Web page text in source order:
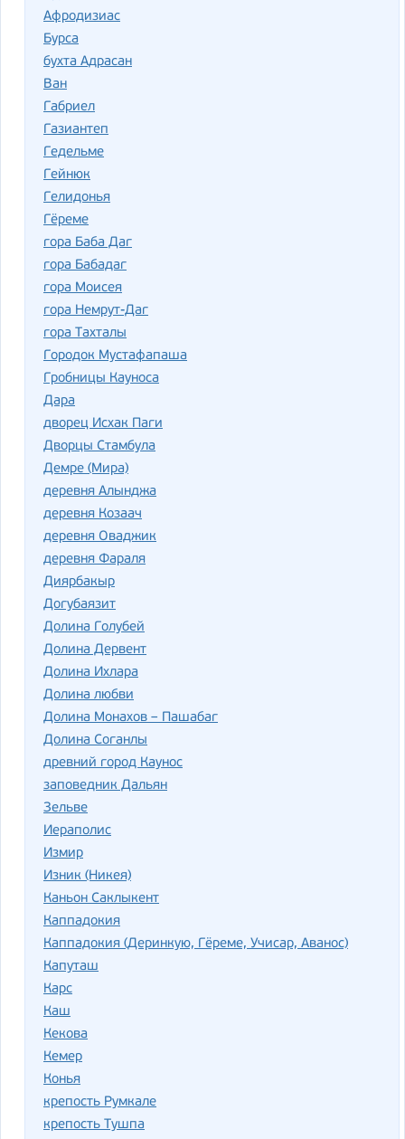
Афродизиас
Бурса
бухта Адрасан
Ван
Габриел
Газиантеп
Гедельме
Гейнюк
Гелидонья
Гёреме
гора Баба Даг
гора Бабадаг
гора Моисея
гора Немрут-Даг
гора Тахталы
Городок Мустафапаша
Гробницы Кауноса
Дара
дворец Исхак Паги
Дворцы Стамбула
Демре (Мира)
деревня Алынджа
деревня Козаач
деревня Оваджик
деревня Фараля
Диярбакыр
Догубаязит
Долина Голубей
Долина Дервент
Долина Ихлара
Долина любви
Долина Монахов – Пашабаг
Долина Соганлы
древний город Каунос
заповедник Дальян
Зельве
Иераполис
Измир
Изник (Никея)
Каньон Саклыкент
Каппадокия
Каппадокия (Деринкую, Гёреме, Учисар, Аванос)
Капуташ
Карс
Каш
Кекова
Кемер
Конья
крепость Румкале
крепость Тушпа